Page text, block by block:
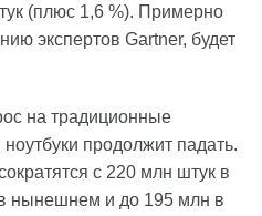
(плюс 1,6 %). Примерно
экспертов Gartner, будет
на традиционные
продолжит падать.
с 220 млн штук в
нынешнем и до 195 млн в